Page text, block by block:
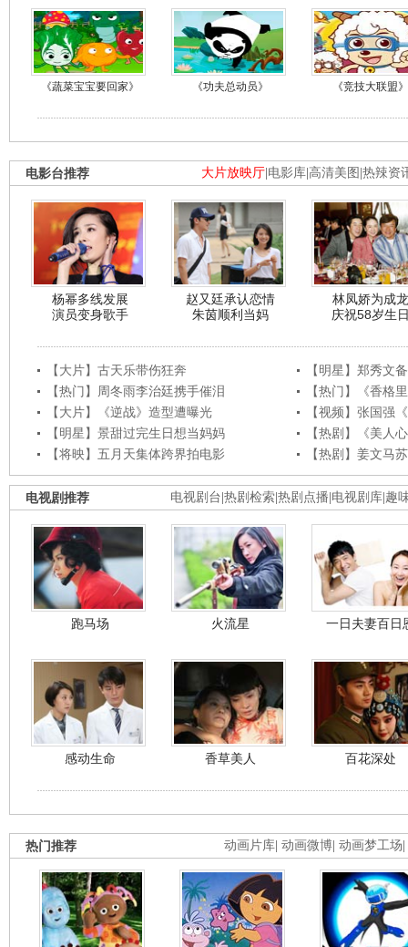
《蔬菜宝宝要回家》 《功夫总动员》 《竞技大联盟》
大片放映厅 电影库 高清美图 热辣资
电影台推荐
杨幂多线发展
演员变身歌手
赵又廷承认恋情
朱茵顺利当妈
林凤娇为成龙
庆祝58岁生
【大片】古天乐带伤狂奔
【明星】郑秀文
【热门】周冬雨李治廷携手催泪
【热门】《香格
【大片】《逆战》造型遭曝光
【视频】张国强
【明星】景甜过完生日想当妈妈
【热剧】《美人
【将映】五月天集体跨界拍电影
【热剧】姜文马
电视剧台 热剧检索 热剧点播 电视剧库 趣
电视剧推荐
跑马场 火流星 一日夫妻百日
感动生命 香草美人 百花深处
动画片库 动画微博 动画梦工场
热门推荐